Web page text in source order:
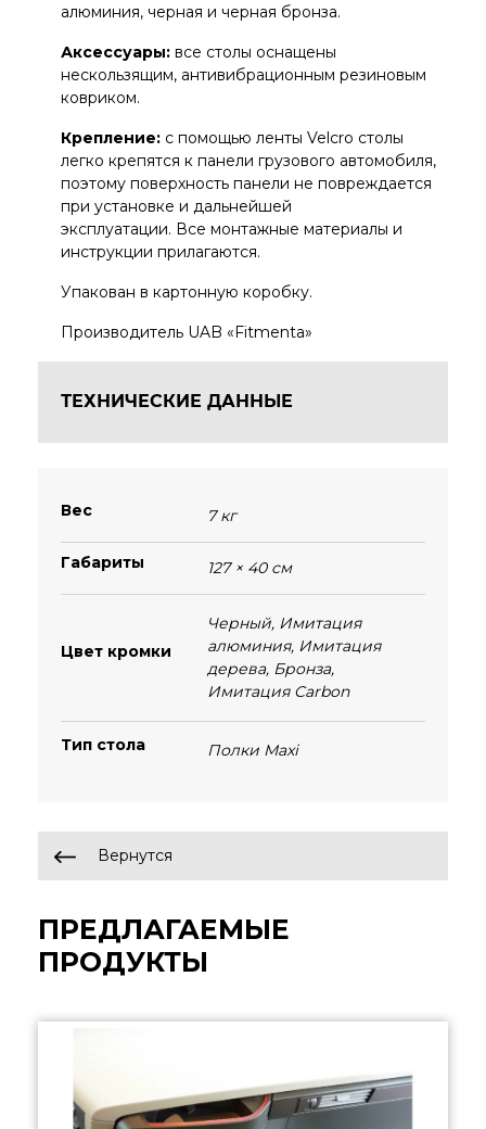
алюминия, черная и черная бронза.
Аксессуары: все столы оснащены
нескользящим, антивибрационным резиновым
ковриком.
Крепление: с помощью ленты Velcro столы
легко крепятся к панели грузового автомобиля,
поэтому поверхность панели не повреждается
при установке и дальнейшей
эксплуатации. Все монтажные материалы и
инструкции прилагаются.
Упакован в картонную коробку.
Производитель UAB «Fitmenta»
ТЕХНИЧЕСКИЕ ДАННЫЕ
Вес 7 кг
Габариты 127 × 40 см
Цвет кромки
Черный, Имитация
алюминия, Имитация
дерева, Бронза,
Имитация Carbon
Тип стола Полки Maxi
Вернутся
ПРЕДЛАГАЕМЫЕ
ПРОДУКТЫ